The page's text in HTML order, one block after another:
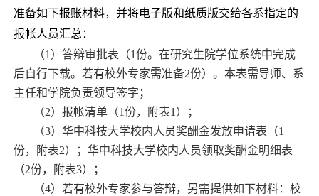
准备如下报账材料，并将电子版和纸质版交给各系指定的
报帐人员汇总：
（1 ）答辩审批表（1份。在研究生院学位系统中完成
后自行下载。若有校外专家需准备2份）。本表需导师、系
主任和学院负责领导签字；
（2）报帐清单（1份，附表1 ）；
（3）华中科技大学校内人员奖酬金发放申请表（1
份，附表2）；华中科技大学校内人员领取奖酬金明细表
（2份，附表3）；
（4）若有校外专家参与答辩，另需提供如下材料：校